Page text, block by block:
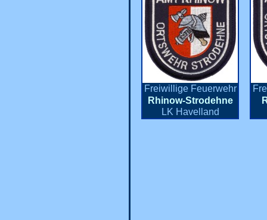
Freiwillige Feuerwehr
Rhinow-Strodehne
LK Havelland